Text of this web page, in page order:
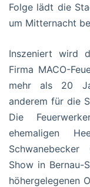
Folge lädt die
um Mitternacht
Inszeniert wird
Firma MACO-
mehr als 20
anderem für die
Die
ehemaligen
Show in Bernau-
höhergelegenen